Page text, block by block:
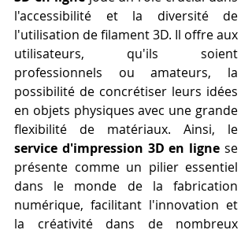
l'accessibilité et la diversité de
l'utilisation de filament 3D. Il offre aux
utilisateurs, qu'ils soient
professionnels ou amateurs, la
possibilité de concrétiser leurs idées
en objets physiques avec une grande
service d'impression 3D en ligne se
présente comme un pilier essentiel
dans le monde de la fabrication
numérique, facilitant l'innovation et
la créativité dans de nombreux